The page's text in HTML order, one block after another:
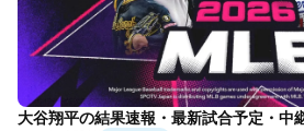
大谷翔平の結果速報・最新試合予定・中